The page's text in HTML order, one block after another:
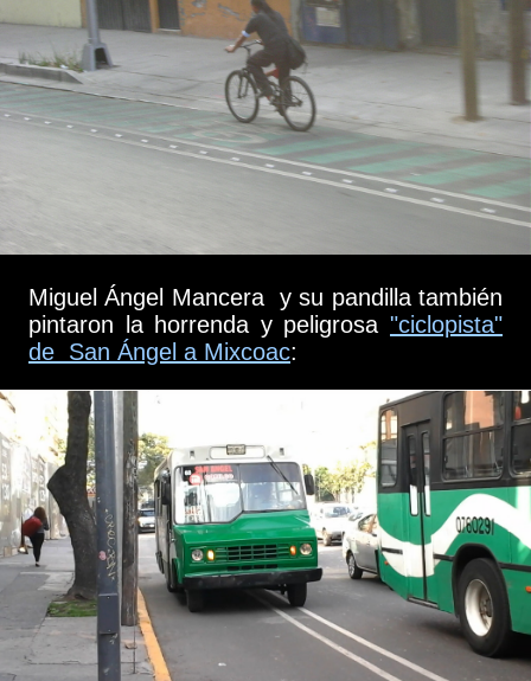
Miguel Ángel Mancera y su pandilla también
pintaron la horrenda y peligrosa "ciclopista"
de San Ángel a Mixcoac: